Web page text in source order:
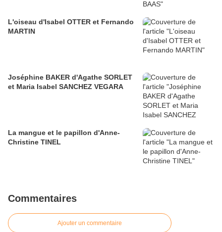
L'oiseau d'Isabel OTTER et Fernando
MARTIN
Joséphine BAKER d'Agathe SORLET
et Maria Isabel SANCHEZ VEGARA
La mangue et le papillon d'Anne-
Christine TINEL
Commentaires
Ajouter un commentaire